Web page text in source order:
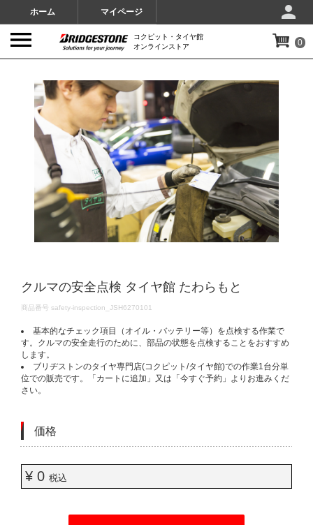
ホーム マイページ
コクピット・タイヤ館
オンラインストア
0
クルマの安全点検 タイヤ館 たわらもと
DETAILS
商品番号 safety-inspection_JSH6270101
基本的なチェック項目（オイル・バッテリー等）を点検する作業で
す。クルマの安全走行のために、部品の状態を点検することをおすすめ
します。
ブリヂストンのタイヤ専門店(コクピット/タイヤ館)での作業1台分単
位での販売です。「カートに追加」又は「今すぐ予約」よりお進みくだ
さい。
価格
¥ 0 税込